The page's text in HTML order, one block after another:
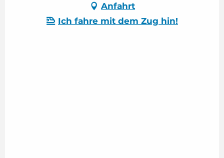
Anfahrt
Ich fahre mit dem Zug hin!